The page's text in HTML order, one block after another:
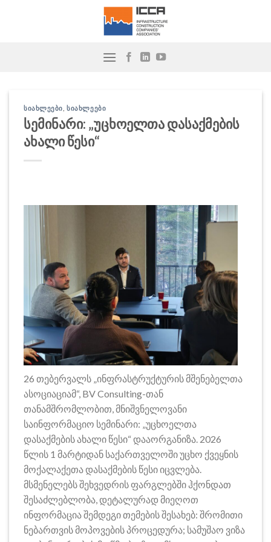
ᲡᲘᲐᲮᲚᲔᲔᲑᲘ ,ᲡᲘᲐᲮᲚᲔᲔᲑᲘ
სემინარი: „უცხოელთა დასაქმების
ახალი წესი“
26 თებერვალს „ინფრასტრუქტურის მშენებელთა
ასოციაციამ“, BV Consulting-თან
თანამშრომლობით, მნიშვნელოვანი
საინფორმაციო სემინარი: „უცხოელთა
დასაქმების ახალი წესი“ დააორგანიზა. 2026
წლის 1 მარტიდან საქართველოში უცხო ქვეყნის
მოქალაქეთა დასაქმების წესი იცვლება.
მსმენელებს შეხვედრის ფარგლებში ჰქონდათ
შესაძლებლობა, დეტალურად მიეღოთ
ინფორმაცია შემდეგი თემების შესახებ: შრომითი
ნებართვის მოპოვების პროცედურა; სამუშაო ვიზა